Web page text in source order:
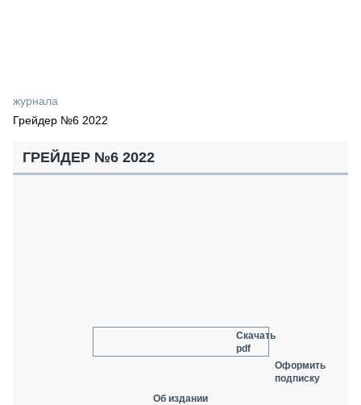
СПЕЦПРОЕКТЫ
СТАТЬИ ПО КАТЕГОРИЯМ ТЕХНИКИ
журнала
Грейдер №6 2022
ГРЕЙДЕР №6 2022
Скачать
pdf
Оформить
подписку
Об издании